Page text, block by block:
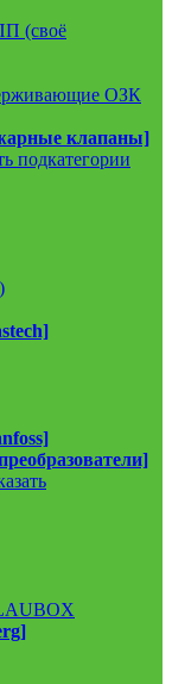
(своё
ОЗК
клапаны]
подкатегории